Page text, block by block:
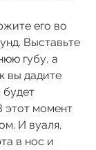
его во
Выставьте
губу, а
вы дадите
будет
этот момент
И вуаля,
в нос и